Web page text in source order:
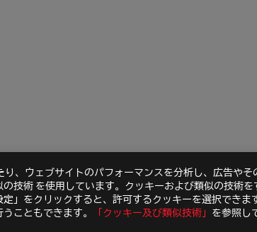
り、ウェブサイトのパフォーマンスを分析し、広告や
技術 を使用しています。クッキーおよび類似の技術
」をクリックすると、許可するクッキーを選択できま
こともできます。
「クッキー及び類似技術」 を参照し